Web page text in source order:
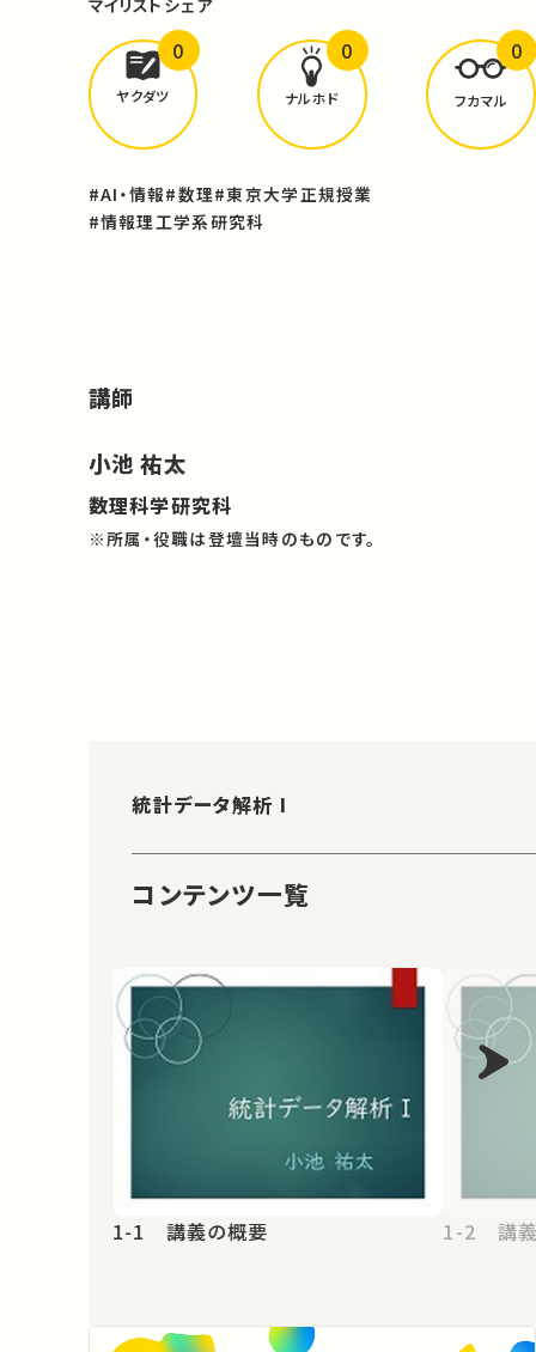
どんな学びがありましたか？
ヤクダツ
0
ナルホド
0
フカマル
0
#AI・情報#数理#東京大学正規授業
#情報理工学系研究科
講師
小池 祐太
数理科学研究科
※所属・役職は登壇当時のものです。
統計データ解析 I
コンテンツ一覧
1-1 講義の概要 1-2 講